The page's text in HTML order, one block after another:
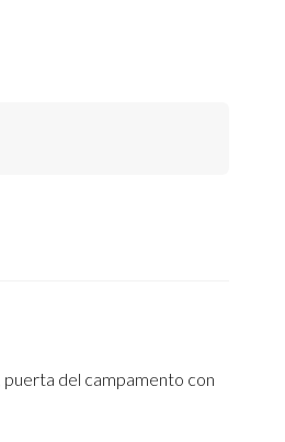
puerta del campamento con